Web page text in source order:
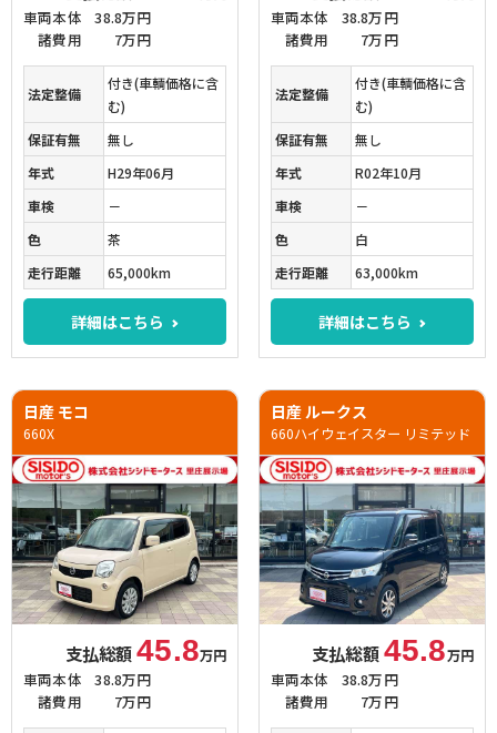
車両本体
38.8万円
諸費用
7万円
法定整備
付き(車輌価格に含
む)
保証有無
無し
年式
H29年06月
車検
－
色
茶
走行距離
65,000km
詳細はこちら
車両本体
38.8万円
諸費用
7万円
法定整備
付き(車輌価格に含
む)
保証有無
無し
年式
R02年10月
車検
－
色
白
走行距離
63,000km
詳細はこちら
日産 モコ
660X
支払総額45.8万円
車両本体
38.8万円
諸費用
7万円
日産 ルークス
660ハイウェイスター リミテッド
支払総額45.8万円
車両本体
38.8万円
諸費用
7万円